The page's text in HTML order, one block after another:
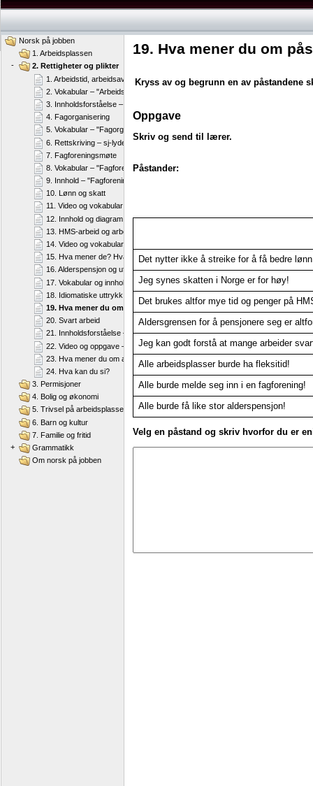
19. Hva mener du om
Kryss av og begrunn en av påstandene
Oppgave
Skriv og send til lærer.
Påstander:
Det nytter ikke å streike for å få bedre
Jeg synes skatten i Norge er for høy!
Det brukes altfor mye tid og penger på
Aldersgrensen for å pensjonere seg er
Jeg kan godt forstå at mange arbeider
Alle arbeidsplasser burde ha fleksitid!
Alle burde melde seg inn i en fagforening!
Alle burde få like stor alderspensjon!
Velg en påstand og skriv hvorfor du er
Norsk på jobben
1. Arbeidsplassen
-
2. Rettigheter og plikter
1. Arbeidstid, arbeidsavtale og ferie
2. Vokabular – "Arbeidstid, arbeidsavtale og ferie"
3. Innholdsforståelse – "Arbeidstid, arbeidsavtale og ferie"
4. Fagorganisering
5. Vokabular – "Fagorganisering"
6. Rettskriving – sj-lyden
7. Fagforeningsmøte
8. Vokabular – "Fagforeningsmøte"
9. Innhold – "Fagforeningsmøte"
10. Lønn og skatt
11. Video og vokabular – "Lønn og skatt"
12. Innhold og diagram – "Lønn og skatt"
13. HMS-arbeid og arbeidsmiljøloven
14. Video og vokabular – "HMS-arbeid og arbeidsmiljøloven"
15. Hva mener de? Hva mener du?
16. Alderspensjon og uførepensjon
17. Vokabular og innholdsforståelse – "Alderspensjon og uførepensjon"
18. Idiomatiske uttrykk
19. Hva mener du om påstandene?
20. Svart arbeid
21. Innholdsforståelse – "Svart arbeid"
22. Video og oppgave – "Svart arbeid"
23. Hva mener du om arbeidstakernes rettigheter og plikter?
24. Hva kan du si?
3. Permisjoner
4. Bolig og økonomi
5. Trivsel på arbeidsplassen
6. Barn og kultur
7. Familie og fritid
+
Grammatikk
Om norsk på jobben